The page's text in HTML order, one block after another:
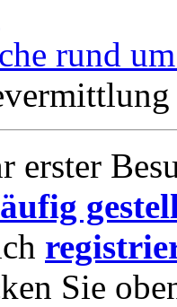
rund
erster
Sie